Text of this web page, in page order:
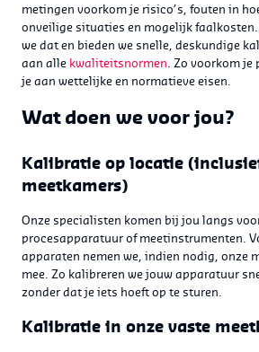
metingen voorkom je risico’s, fouten in
onveilige situaties en mogelijk
we dat en bieden we snelle, deskundige
aan alle kwaliteitsnormen . Zo voorkom
je aan wettelijke en normatieve eisen.
Wat doen we voor jou?
Kalibratie op locatie
meetkamers)
Onze specialisten komen bij jou langs
procesapparatuur of meetinstrumenten.
apparaten nemen we, indien nodig, onze
mee. Zo kalibreren we jouw apparatuur
zonder dat je iets hoeft op te sturen.
Kalibratie in onze vaste